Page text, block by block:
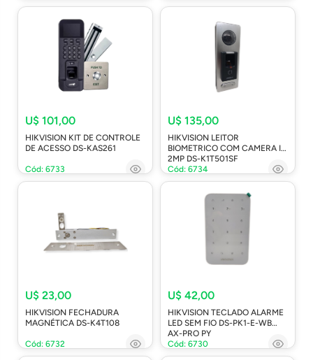
U$ 101,00
HIKVISION KIT DE CONTROLE
DE ACESSO DS-KAS261
Cód: 6733
U$ 135,00
HIKVISION LEITOR
BIOMETRICO COM CAMERA IP
2MP DS-K1T501SF
Cód: 6734
U$ 23,00
HIKVISION FECHADURA
MAGNÉTICA DS-K4T108
Cód: 6732
U$ 42,00
HIKVISION TECLADO ALARME
LED SEM FIO DS-PK1-E-WB
AX-PRO PY
Cód: 6730